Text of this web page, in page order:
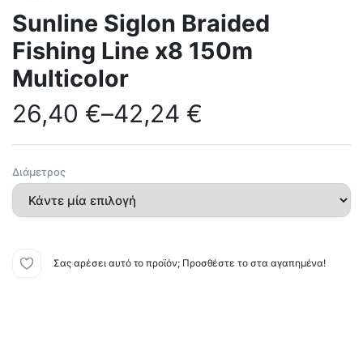
Sunline Siglon Braided
Fishing Line x8 150m
Multicolor
26,40 €–42,24 €
Διάμετρος
Σας αρέσει αυτό το προϊόν; Προσθέστε το στα αγαπημένα!